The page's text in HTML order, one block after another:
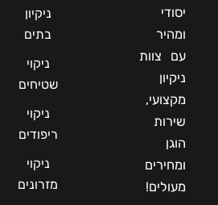
יסודי
ומהיר
עם צוות
ניקיון
מקצועי,
שירות
הוגן
ומחירים
מעולים!
ניקיון
בתים
ניקוי
שטיחים
ניקוי
ריפודים
ניקוי
מזרונים